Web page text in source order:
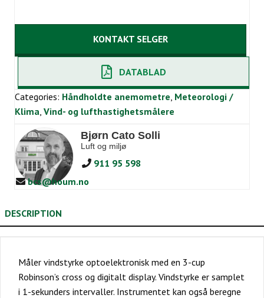
KONTAKT SELGER
DATABLAD
Categories: Håndholdte anemometre Meteorologi /
Klima Vind- og lufthastighetsmålere
Bjørn Cato Solli
Luft og miljø
911 95 598
bcs@houm.no
DESCRIPTION
Måler vindstyrke optoelektronisk med en 3-cup
Robinson’s cross og digitalt display. Vindstyrke er samplet
i 1-sekunders intervaller. Instrumentet kan også beregne